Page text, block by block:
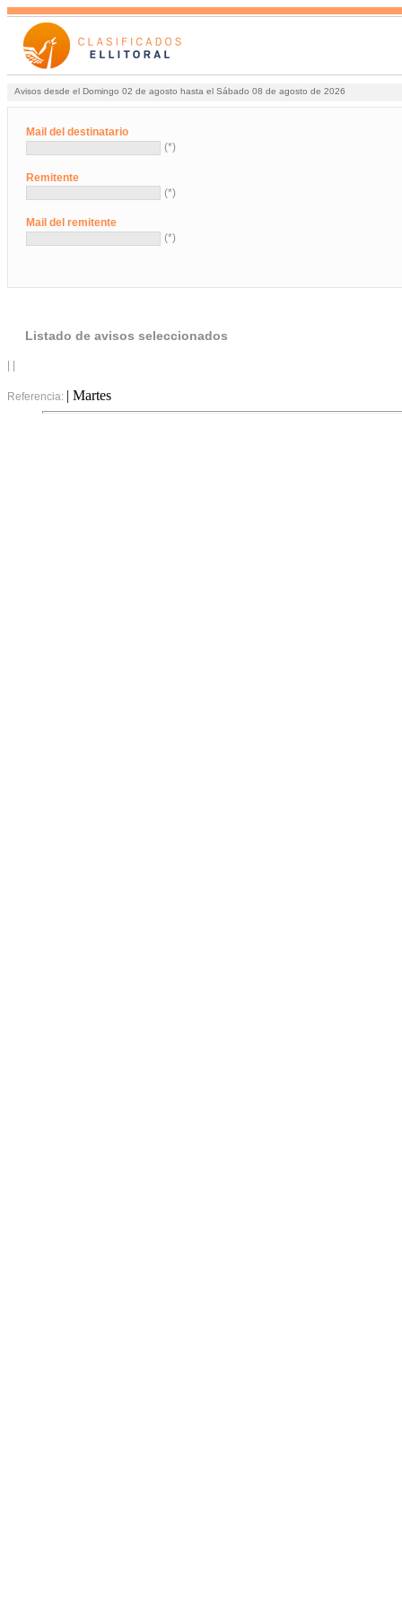
Avisos desde el Domingo 02 de agosto hasta el Sábado 08 de agosto de 2026
Mail del destinatario
(*)
Remitente
(*)
Mail del remitente
(*)
Listado de avisos seleccionados
Referencia: | Martes